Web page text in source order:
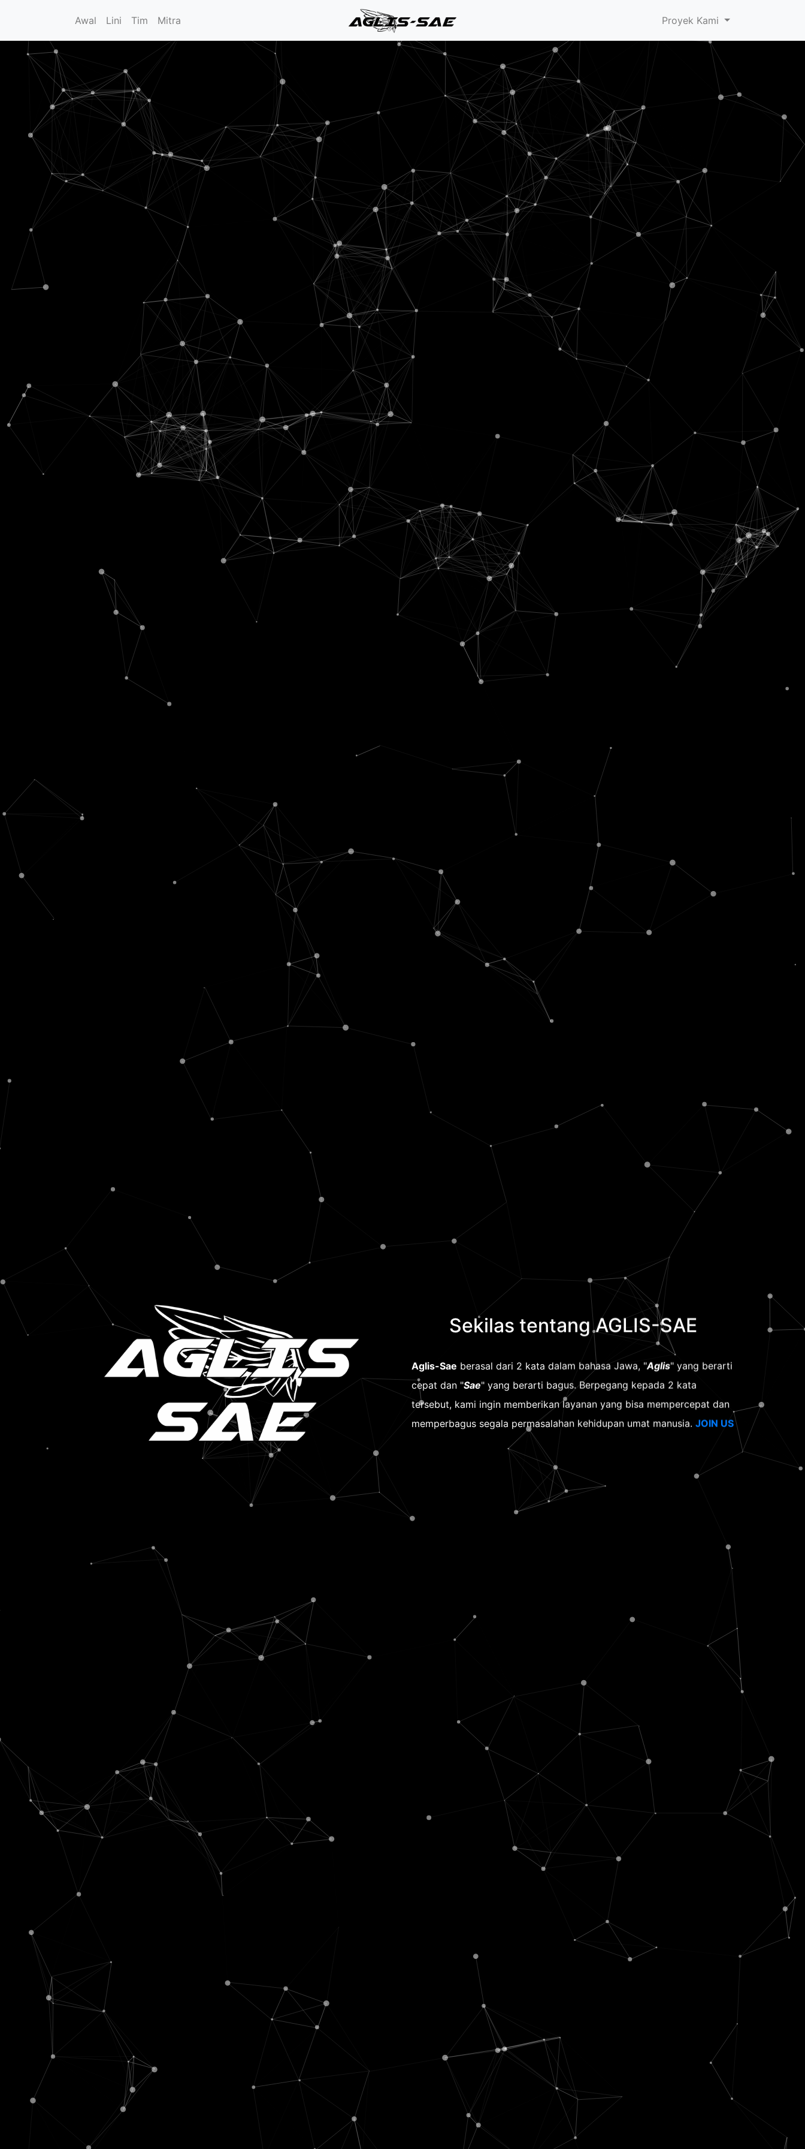
Awal Lini Tim Mitra Proyek Kami
Sekilas tentang AGLIS-SAE
Aglis-Sae berasal dari 2 kata dalam bahasa Jawa, "Aglis" yang berarti
cepat dan "Sae" yang berarti bagus. Berpegang kepada 2 kata
tersebut, kami ingin memberikan layanan yang bisa mempercepat dan
memperbagus segala permasalahan kehidupan umat manusia. JOIN US